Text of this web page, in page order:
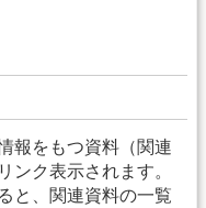
報をもつ資料（関連
ンク表示されます。
と、関連資料の一覧